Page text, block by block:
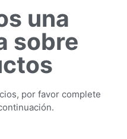
una
sobre
por favor complete